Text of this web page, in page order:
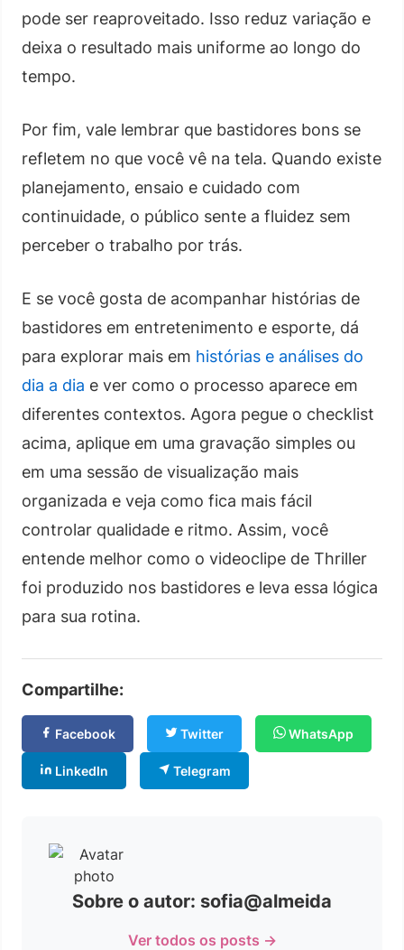
pode ser reaproveitado. Isso reduz variação e
deixa o resultado mais uniforme ao longo do
tempo.
Por fim, vale lembrar que bastidores bons se
refletem no que você vê na tela. Quando existe
planejamento, ensaio e cuidado com
continuidade, o público sente a fluidez sem
perceber o trabalho por trás.
E se você gosta de acompanhar histórias de
bastidores em entretenimento e esporte, dá
para explorar mais em histórias e análises do
dia a dia e ver como o processo aparece em
diferentes contextos. Agora pegue o checklist
acima, aplique em uma gravação simples ou
em uma sessão de visualização mais
organizada e veja como fica mais fácil
controlar qualidade e ritmo. Assim, você
entende melhor como o videoclipe de Thriller
foi produzido nos bastidores e leva essa lógica
para sua rotina.
Compartilhe:
Facebook Twitter WhatsApp
LinkedIn Telegram
Sobre o autor: sofia@almeida
Ver todos os posts →